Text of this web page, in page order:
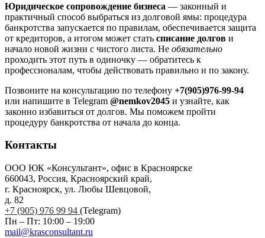
Юридическое сопровождение бизнеса — законный и
практичный способ выбраться из долговой ямы: процедура
банкротства запускается по правилам, обеспечивается защита
от кредиторов, а итогом может стать списание долгов и
начало новой жизни с чистого листа. Не обязательно
проходить этот путь в одиночку — обратитесь к
профессионалам, чтобы действовать правильно и по закону.
Позвоните на консультацию по телефону +7(905)976-99-94
или напишите в Telegram @nemkov2045 и узнайте, как
законно избавиться от долгов. Мы поможем пройти
процедуру банкротства от начала до конца.
Контакты
ООО ЮК «Консультант», офис в Красноярске
660043, Россия, Красноярский край,
г. Красноярск, ул. Любы Шевцовой,
д. 82
+7 (905) 976 99 94 (Telegram)
Пн – Пт: 10:00 – 19:00
mail@krasconsultant.ru